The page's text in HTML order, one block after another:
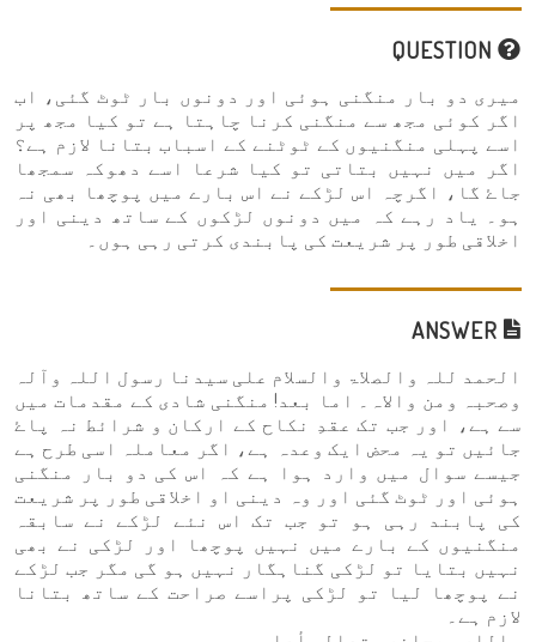
میری دو بار منگنی ہوئی اور دونوں بار ٹوٹ گئی، اب
اگر کوئی مجھ سے منگنی کرنا چاہتا ہے تو کیا مجھ پر
اسے پہلی منگنیوں کے ٹوٹنے کے اسباب بتانا لازم ہے؟
اگر میں نہیں بتاتی تو کیا شرعا اسے دھوکہ سمجھا
جاۓ گا، اگرچہ اس لڑکے نے اس بارے میں پوچھا بھی نہ
ہو۔ یاد رہے کہ میں دونوں لڑکوں کے ساتھ دینی اور
اخلاقی طور پر شریعت کی پابندی کرتی رہی ہوں۔
الحمد للہ والصلاۃ والسلام علی سیدنا رسول اللہ وآلہ
وصحبہ ومن والاہ۔ اما بعد! منگنی شادی کے مقدمات میں
سے ہے، اور جب تک عقدِ نکاح کے ارکان و شرائط نہ پاۓ
جائیں تو یہ محض ایک وعدہ ہے، اگر معاملہ اسی طرح ہے
جیسے سوال میں وارد ہوا ہے کہ اس کی دو بار منگنی
ہوئی اور ٹوٹ گئی اور وہ دینی او اخلاقی طور پر شریعت
کی پابند رہی ہو تو جب تک اس نئے لڑکے نے سابقہ
منگنیوں کے بارے میں نہیں پوچھا اور لڑکی نے بھی
نہیں بتایا تو لڑکی گناہگار نہیں ہو گی مگر جب لڑکے
نے پوچھا لیا تو لڑکی پراسے صراحت کے ساتھ بتانا
لازم ہے۔